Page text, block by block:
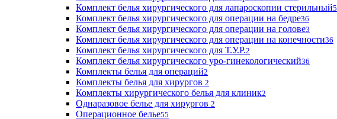
Комплект белья хирургического для лапароскопии стерильный5
Комплект белья хирургического для операции на бедре36
Комплект белья хирургического для операции на голове3
Комплект белья хирургического для операции на конечности36
Комплект белья хирургического для Т.У.Р.2
Комплект белья хирургического уро-гинекологический36
Комплекты белья для операций2
Комплекты белья для хирургов 2
Комплекты хирургического белья для клиник2
Однаразовое белье для хирургов 2
Операционное белье55